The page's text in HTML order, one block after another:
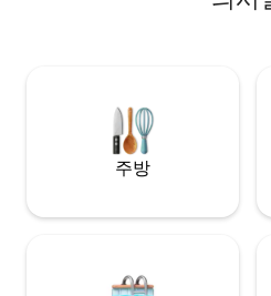
심을 가지고 있습니다! 모든 창문
(The Eagles Perch) 에서 게스트
주방